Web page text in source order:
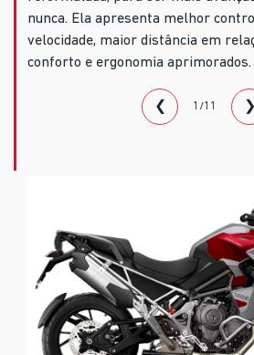
nunca. Ela apresenta melhor
velocidade, maior distância em
conforto e ergonomia aprimorados.
❮ 1/11 ❯